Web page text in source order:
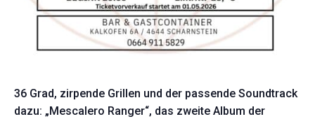
36 Grad, zirpende Grillen und der passende Soundtrack
dazu: „Mescalero Ranger“, das zweite Album der